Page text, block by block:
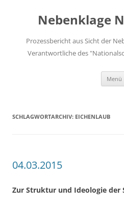
springenNebenklage
Prozessbericht aus Sicht der
Verantwortliche des
Menü
SCHLAGWORTARCHIV: EICHENLAUB
04.03.2015
Zur Struktur und Ideologie der